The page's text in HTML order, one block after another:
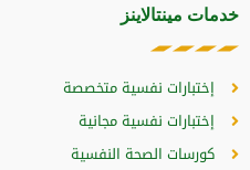
خدمات مينتالاينز
إختبارات نفسية متخصصة
إختبارات نفسية مجانية
كورسات الصحة النفسية